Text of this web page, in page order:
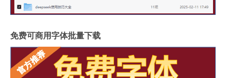
免费可商用字体批量下载